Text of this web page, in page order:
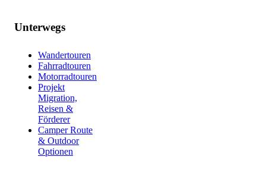
Unterwegs
Wandertouren
Fahrradtouren
Motorradtouren
Projekt
Migration,
Reisen &
Förderer
Camper Route
& Outdoor
Optionen